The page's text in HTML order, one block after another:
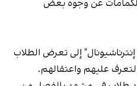
عن وجوه بعض
إنترناشيونال" إلى تعرض الطلاب
عليهم واعتقالهم.